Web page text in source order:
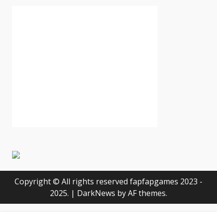
Copyright © All rights reserved fapfapgames 2023 -
2025. | DarkNews by AF themes.